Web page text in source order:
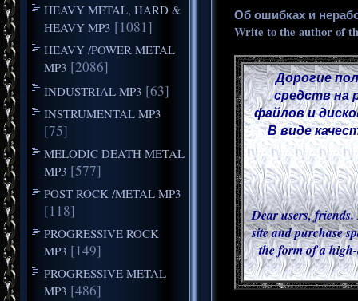
HEAVY METAL, HARD &
HEAVY MP3 [1081]
HEAVY /POWER METAL
MP3 [2086]
INDUSTRIAL MP3 [63]
INSTRUMENTAL MP3
[75]
MELODIC DEATH METAL
MP3 [577]
POST ROCK /METAL MP3
[118]
PROGRESSIVE ROCK
MP3 [149]
PROGRESSIVE METAL
MP3 [486]
Об ошибках и
Write to the author of
Дорогие
средств на
файлов и
В виде
Dear users,
site and purchase
the form of a